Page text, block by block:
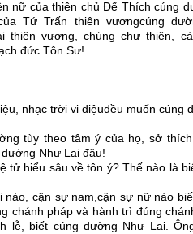
nữ của thiên chủ Đế Thích cúng
Tứ Trấn thiên vươngcúng
vương, chúng chư thiên,
đức Tôn Sư!
nhạc trời vi diệuđều muốn cúng
tùy theo tâm ý của họ, sở
Như Lai đâu!
tử hiểu sâu về tôn ý? Thế nào là
nào, cận sự nam,cận sự nữ nào
chánh pháp và hành trì đúng
lễ, biết cúng dường Như Lai.